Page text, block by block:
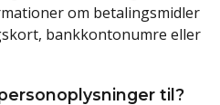
om betalingsmidler
bankkontonumre eller
til?